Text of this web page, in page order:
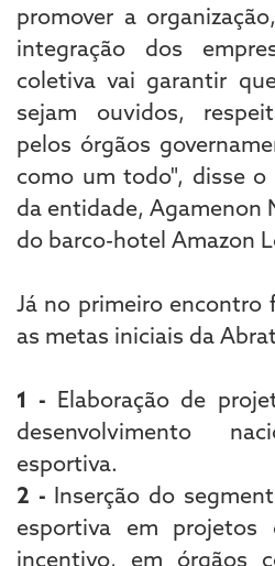
promover a
integração dos
coletiva vai garantir
sejam ouvidos,
pelos órgãos
como um todo", disse
da entidade, Agamenon
do barco-hotel Amazon
Já no primeiro encontro
as metas iniciais da
1 - Elaboração de
desenvolvimento
esportiva.
2 - Inserção do
esportiva em projetos
incentivo, em órgãos